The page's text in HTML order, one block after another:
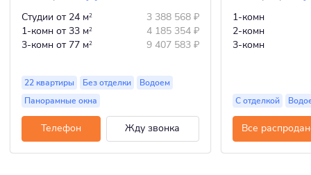
Студии от 24 м2 3 388 568 ₽
1-комн от 33 м2 4 185 354 ₽
3-комн от 77 м2 9 407 583 ₽
22 квартиры Без отделки
Водоем
Панорамные окна
Телефон Жду звонка
1-комн
2-комн
3-комн
С отделкой
Все